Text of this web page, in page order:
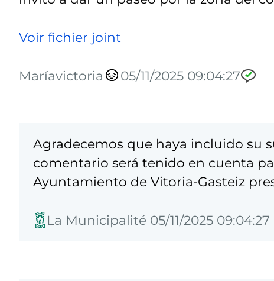
Voir fichier joint
Maríavictoria 05/11/2025 09:04:27
Agradecemos que haya incluido su
comentario será tenido en cuenta
Ayuntamiento de Vitoria-Gasteiz
La Municipalité 05/11/2025 09:04:27